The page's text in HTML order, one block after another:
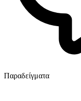
Παραδείγματα